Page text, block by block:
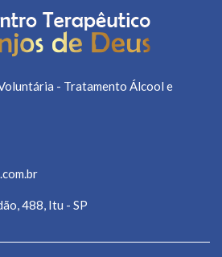
- Tratamento Álcool e
488, Itu - SP